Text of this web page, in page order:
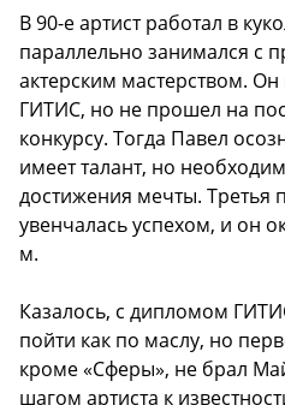
В 90-е артист работал в
параллельно занимался с
актерским мастерством.
ГИТИС, но не прошел на
конкурсу. Тогда Павел
имеет талант, но
достижения мечты. Третья
увенчалась успехом, и он
м.
Казалось, с дипломом
пойти как по маслу, но
кроме «Сферы», не брал
шагом артиста к